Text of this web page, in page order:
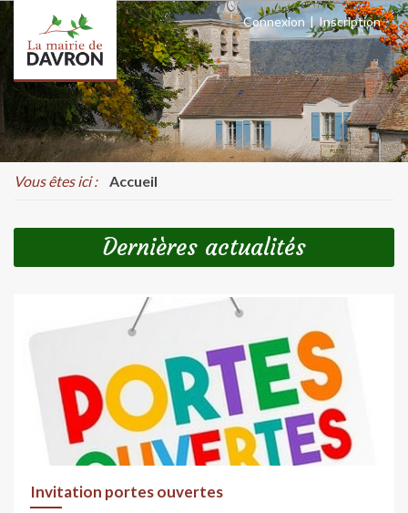
Connexion | Inscription
Vous êtes ici : Accueil
Dernières actualités
Invitation portes ouvertes